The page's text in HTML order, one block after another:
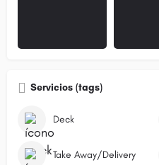
Servicios (tags)
Deck
Take Away/Delivery